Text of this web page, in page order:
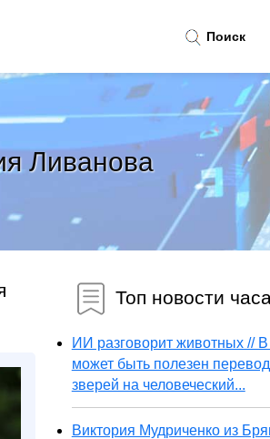
Ливанова
Топ новости часа
ИИ разговорит животных //
может быть полезен
зверей на человеческий...
Виктория Мудриченко из
Поиск